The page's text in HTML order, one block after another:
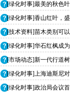
[绿化时事]最美的秋色
[绿化时事]香山红叶，盛
[技术资料]苗木类别可
[绿化时事]华石红枫成
[市场动态]新一代行道
[绿化时事]上海迪斯尼
[绿化时事]政治局会议